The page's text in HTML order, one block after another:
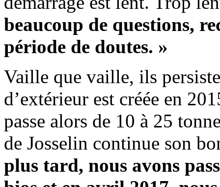
beaucoup de questions,
période de doutes. »
Vaille que vaille, ils
d’extérieur est créée en
passe alors de 10 à 25
de Josselin continue son
plus tard, nous avons